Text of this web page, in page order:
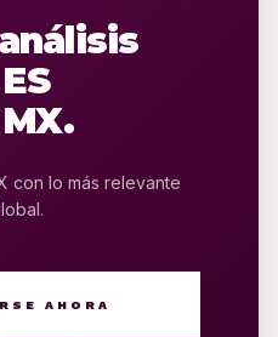
con lo más relevante
AHORA